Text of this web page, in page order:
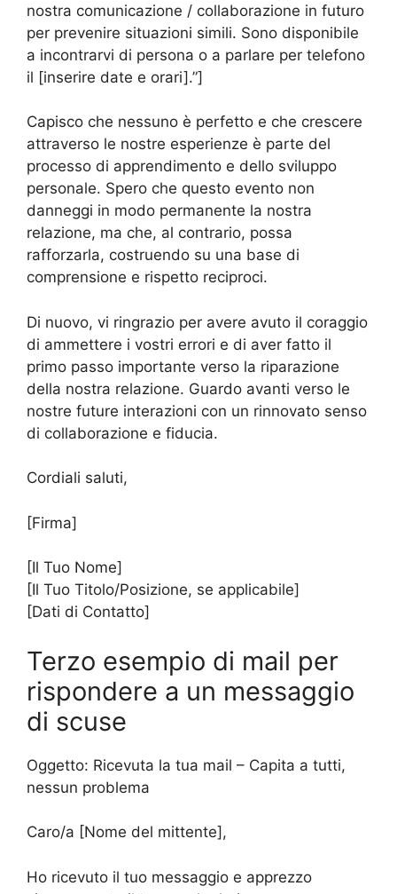
nostra comunicazione / collaborazione in futuro
per prevenire situazioni simili. Sono disponibile
a incontrarvi di persona o a parlare per telefono
il [inserire date e orari].”]
Capisco che nessuno è perfetto e che crescere
attraverso le nostre esperienze è parte del
processo di apprendimento e dello sviluppo
personale. Spero che questo evento non
danneggi in modo permanente la nostra
relazione, ma che, al contrario, possa
rafforzarla, costruendo su una base di
comprensione e rispetto reciproci.
Di nuovo, vi ringrazio per avere avuto il coraggio
di ammettere i vostri errori e di aver fatto il
primo passo importante verso la riparazione
della nostra relazione. Guardo avanti verso le
nostre future interazioni con un rinnovato senso
di collaborazione e fiducia.
Cordiali saluti,
[Firma]
[Il Tuo Nome]
[Il Tuo Titolo/Posizione, se applicabile]
[Dati di Contatto]
Terzo esempio di mail per
rispondere a un messaggio
di scuse
Oggetto: Ricevuta la tua mail – Capita a tutti,
nessun problema
Caro/a [Nome del mittente],
Ho ricevuto il tuo messaggio e apprezzo